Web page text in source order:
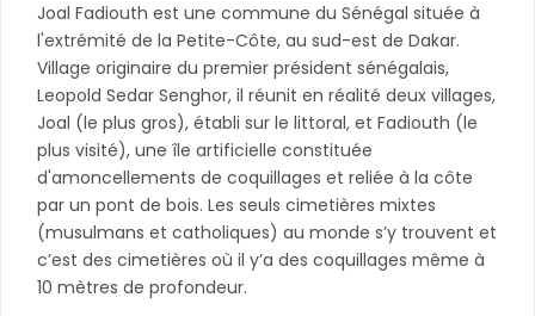
Joal Fadiouth est une commune du Sénégal située à
l'extrémité de la Petite-Côte, au sud-est de Dakar.
Village originaire du premier président sénégalais,
Leopold Sedar Senghor, il réunit en réalité deux villages,
Joal (le plus gros), établi sur le littoral, et Fadiouth (le
plus visité), une île artificielle constituée
d'amoncellements de coquillages et reliée à la côte
par un pont de bois. Les seuls cimetières mixtes
(musulmans et catholiques) au monde s’y trouvent et
c’est des cimetières où il y’a des coquillages même à
10 mètres de profondeur.